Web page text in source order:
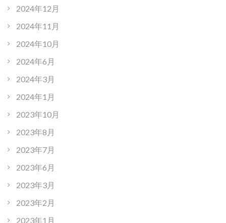
2024年12月
2024年11月
2024年10月
2024年6月
2024年3月
2024年1月
2023年10月
2023年8月
2023年7月
2023年6月
2023年3月
2023年2月
2023年1月